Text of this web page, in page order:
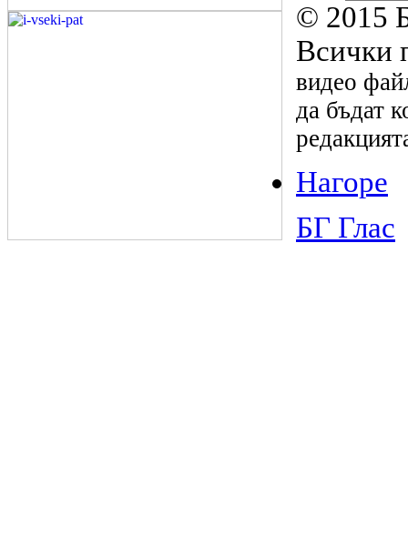
© 2015
Всички
видео
да бъдат
Нагоре
БГ Глас